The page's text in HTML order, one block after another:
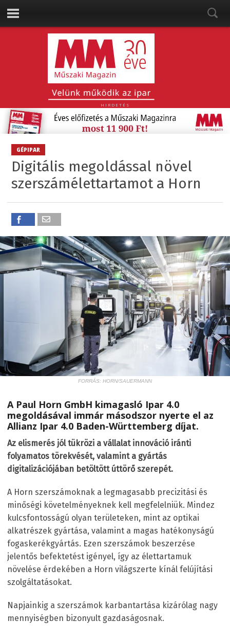
HIRDETÉS
GÉPIPAR
Digitális megoldással növel
szerszámélettartamot a Horn
FORRÁS: HORN/SAUERMANN
A Paul Horn GmbH kimagasló Ipar 4.0
megoldásával immár másodszor nyerte el az
Allianz Ipar 4.0 Baden-Württemberg díjat.
Az elismerés jól tükrözi a vállalat innováció iránti
folyamatos törekvését, valamint a gyártás
digitalizációjában betöltött úttörő szerepét.
A Horn szerszámoknak a legmagasabb precizitási és
minőségi követelményeknek kell megfelelniük. Mindez
kulcsfontosságú olyan területeken, mint az optikai
alkatrészek gyártása, valamint a magas hatékonyságú
fogaskerékgyártás. Ezen szerszámok beszerzése
jelentős befektetést igényel, így az élettartamuk
növelése érdekében a Horn világszerte kínál felújítási
szolgáltatásokat.
Napjainkig a szerszámok karbantartása kizárólag nagy
mennyiségben bizonyult gazdaságosnak.